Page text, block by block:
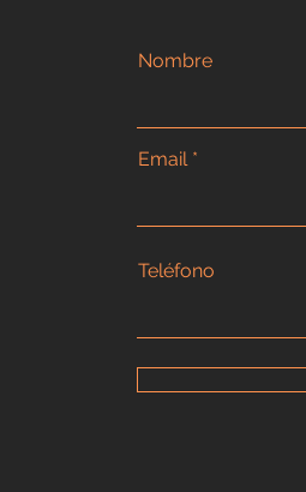
Nombre
Email
Teléfono